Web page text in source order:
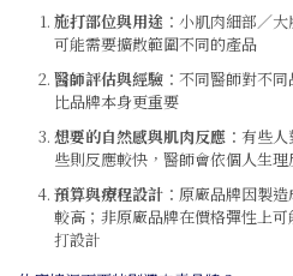
施打部位與用途 ：小肌肉細部／
可能需要擴散範圍不同的產品
醫師評估與經驗 ：不同醫師對不
比品牌本身更重要
想要的自然感與肌肉反應 ：有些
些則反應較快，醫師會依個人生
預算與療程設計 ：原廠品牌因製
較高；非原廠品牌在價格彈性上
打設計